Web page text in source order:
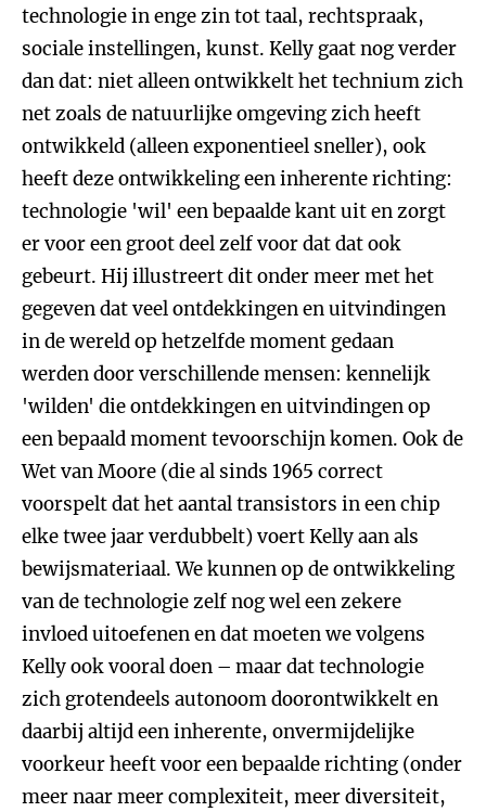
technologie in enge zin tot taal, rechtspraak,
sociale instellingen, kunst. Kelly gaat nog verder
dan dat: niet alleen ontwikkelt het technium zich
net zoals de natuurlijke omgeving zich heeft
ontwikkeld (alleen exponentieel sneller), ook
heeft deze ontwikkeling een inherente richting:
technologie 'wil' een bepaalde kant uit en zorgt
er voor een groot deel zelf voor dat dat ook
gebeurt. Hij illustreert dit onder meer met het
gegeven dat veel ontdekkingen en uitvindingen
in de wereld op hetzelfde moment gedaan
werden door verschillende mensen: kennelijk
'wilden' die ontdekkingen en uitvindingen op
een bepaald moment tevoorschijn komen. Ook de
Wet van Moore (die al sinds 1965 correct
voorspelt dat het aantal transistors in een chip
elke twee jaar verdubbelt) voert Kelly aan als
bewijsmateriaal. We kunnen op de ontwikkeling
van de technologie zelf nog wel een zekere
invloed uitoefenen en dat moeten we volgens
Kelly ook vooral doen – maar dat technologie
zich grotendeels autonoom doorontwikkelt en
daarbij altijd een inherente, onvermijdelijke
voorkeur heeft voor een bepaalde richting (onder
meer naar meer complexiteit, meer diversiteit,